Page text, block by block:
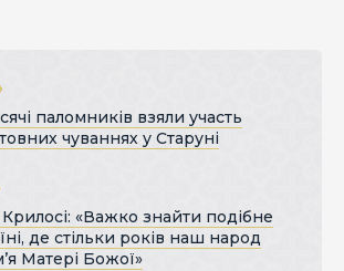
паломників взяли участь
чуваннях у Старуні
«Важко знайти подібне
де стільки років наш народ
Матері Божої»